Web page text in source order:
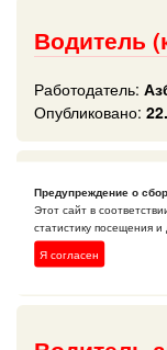
Водитель
Работодатель:
Опубликовано:
Водитель-
Работодатель:
Опубликовано:
Предупреждение о
Этот сайт в
статистику посещения
Я согласен